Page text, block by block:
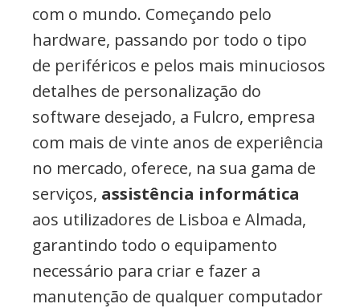
com o mundo. Começando pelo
hardware, passando por todo o tipo
de periféricos e pelos mais minuciosos
detalhes de personalização do
software desejado, a Fulcro, empresa
com mais de vinte anos de experiência
no mercado, oferece, na sua gama de
serviços, assistência informática
aos utilizadores de Lisboa e Almada,
garantindo todo o equipamento
necessário para criar e fazer a
manutenção de qualquer computador